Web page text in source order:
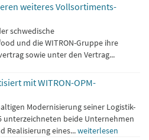
weiteres Vollsortiments-
schwedische
und die WITRON-Gruppe ihre
sowie unter den Vertrag...
mit WITRON-OPM-
Modernisierung seiner Logistik-
unterzeichneten beide Unternehmen
Realisierung eines...weiterlesen